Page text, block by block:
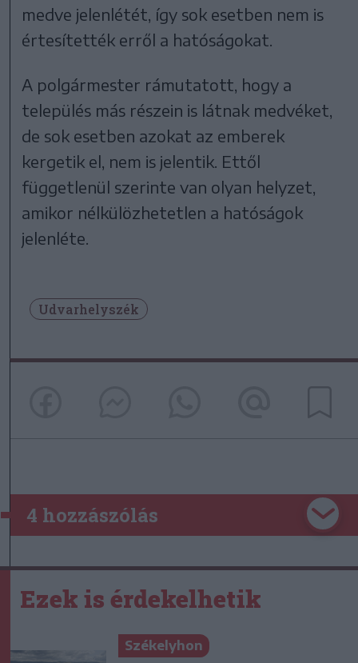
medve jelenlétét, így sok esetben nem is
értesítették erről a hatóságokat.
A polgármester rámutatott, hogy a
település más részein is látnak medvéket,
de sok esetben azokat az emberek
kergetik el, nem is jelentik. Ettől
függetlenül szerinte van olyan helyzet,
amikor nélkülözhetetlen a hatóságok
jelenléte.
Udvarhelyszék
4 hozzászólás
Ezek is érdekelhetik
Székelyhon